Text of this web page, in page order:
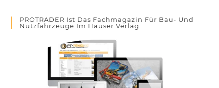
PROTRADER Ist Das Fachmagazin Für Bau- Und
Nutzfahrzeuge Im Hauser Verlag